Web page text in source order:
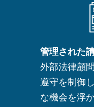
管理された
外部法律顧
遵守を制御
な機会を浮